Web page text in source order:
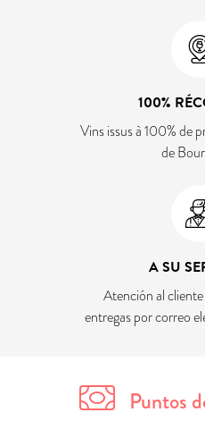
100%
Vins issus à 100% de
de
A SU
Atención al
entregas por correo
Puntos